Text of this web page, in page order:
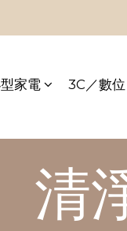
家電 3C／數位
清